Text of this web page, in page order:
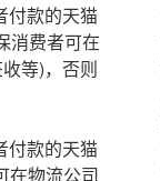
付款的天猫
消费者可在
等)，否则
付款的天猫
在物流公司